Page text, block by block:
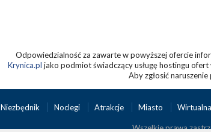
Odpowiedzialność za zawarte w powyższej ofercie
Krynica.pl jako podmiot świadczący usługę hostingu
Aby zgłosić
Niezbędnik Noclegi Atrakcje Miasto
Wszelkie prawa